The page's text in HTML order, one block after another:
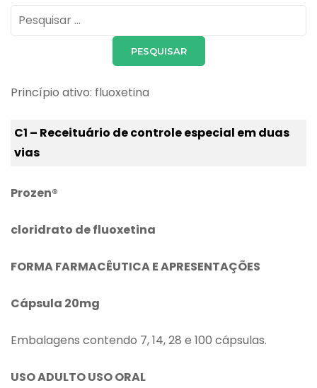
Pesquisar
por:
Princípio ativo: fluoxetina
C1 – Receituário de controle especial em duas
vias
Prozen®
cloridrato de fluoxetina
FORMA FARMACÊUTICA E APRESENTAÇÕES
Cápsula 20mg
Embalagens contendo 7, 14, 28 e 100 cápsulas.
USO ADULTO USO ORAL